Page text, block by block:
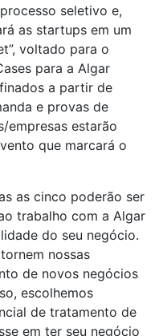
seletivo e,
as startups em um
voltado para o
para a Algar
a partir de
e provas de
empresas estarão
que marcará o
as cinco poderão ser
trabalho com a Algar
do seu negócio.
nossas
de novos negócios
escolhemos
de tratamento de
em ter seu negócio